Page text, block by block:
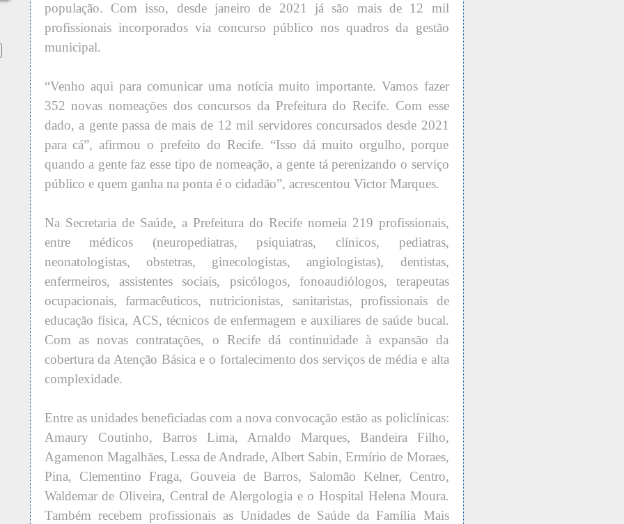
população. Com isso, desde janeiro de 2021 já são mais de 12 mil
profissionais incorporados via concurso público nos quadros da gestão
municipal.
“Venho aqui para comunicar uma notícia muito importante. Vamos fazer
352 novas nomeações dos concursos da Prefeitura do Recife. Com esse
dado, a gente passa de mais de 12 mil servidores concursados desde 2021
para cá”, afirmou o prefeito do Recife. “Isso dá muito orgulho, porque
quando a gente faz esse tipo de nomeação, a gente tá perenizando o serviço
público e quem ganha na ponta é o cidadão”, acrescentou Victor Marques.
Na Secretaria de Saúde, a Prefeitura do Recife nomeia 219 profissionais,
entre médicos (neuropediatras, psiquiatras, clínicos, pediatras,
neonatologistas, obstetras, ginecologistas, angiologistas), dentistas,
enfermeiros, assistentes sociais, psicólogos, fonoaudiólogos, terapeutas
ocupacionais, farmacêuticos, nutricionistas, sanitaristas, profissionais de
educação física, ACS, técnicos de enfermagem e auxiliares de saúde bucal.
Com as novas contratações, o Recife dá continuidade à expansão da
cobertura da Atenção Básica e o fortalecimento dos serviços de média e alta
complexidade.
Entre as unidades beneficiadas com a nova convocação estão as policlínicas:
Amaury Coutinho, Barros Lima, Arnaldo Marques, Bandeira Filho,
Agamenon Magalhães, Lessa de Andrade, Albert Sabin, Ermírio de Moraes,
Pina, Clementino Fraga, Gouveia de Barros, Salomão Kelner, Centro,
Waldemar de Oliveira, Central de Alergologia e o Hospital Helena Moura.
Também recebem profissionais as Unidades de Saúde da Família Mais